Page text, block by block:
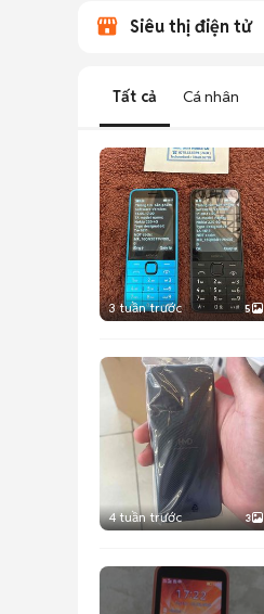
Siêu thị điện tử
Tất cả Cá nhân
3 tuần trước 5
4 tuần trước 3